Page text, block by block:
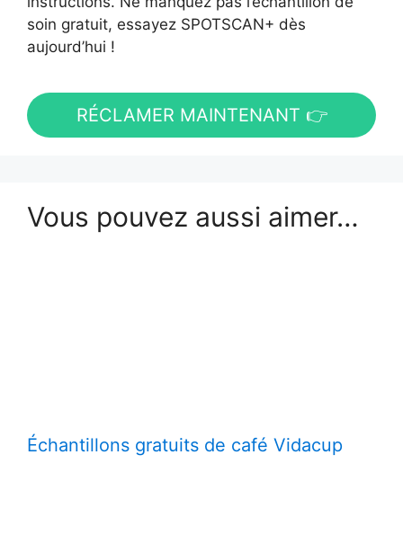
soin gratuit, essayez SPOTSCAN+ dès
aujourd’hui !
RÉCLAMER MAINTENANT 👉
Vous pouvez aussi aimer…
Échantillons gratuits de café Vidacup